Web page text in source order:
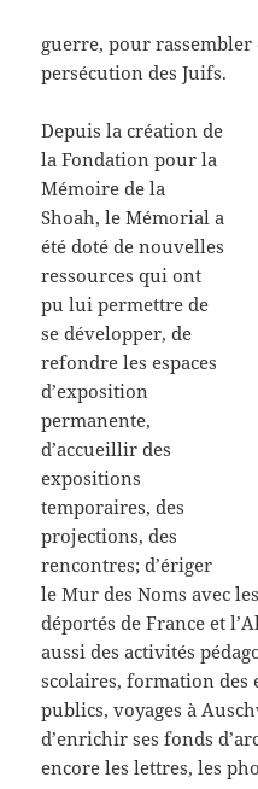
guerre, pour rassembler
persécution des Juifs.
Depuis la création de
la Fondation pour la
Mémoire de la
Shoah, le Mémorial a
été doté de nouvelles
ressources qui ont
pu lui permettre de
se développer, de
refondre les espaces
d’exposition
permanente,
d’accueillir des
expositions
temporaires, des
projections, des
rencontres; d’ériger
le Mur des Noms avec
déportés de France et
aussi des activités
scolaires, formation des
publics, voyages à
d’enrichir ses fonds
encore les lettres, les